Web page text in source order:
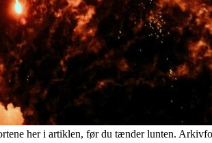
her i artiklen, før du tænder lunten.